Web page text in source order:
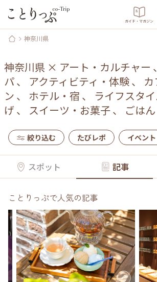
ガイド・マガジン
神奈川県
神奈川県 × アート・カルチャー
パ、 アクティビティ・体験、 カ
ン 、 ホテル・宿 、 ライフスタ
げ 、 スイーツ・お菓子、 ごはん
絞り込む たびレポ イベント
スポット 記事
ことりっぷで人気の記事